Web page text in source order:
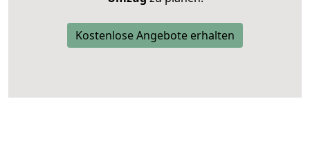
Kostenlose Angebote erhalten